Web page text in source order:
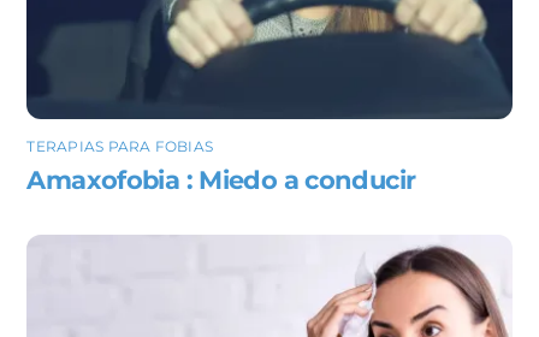
TERAPIAS PARA FOBIAS
Amaxofobia : Miedo a conducir